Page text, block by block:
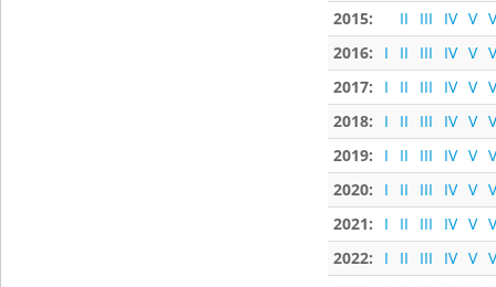
2015:
II III IV V
2016:
I II III IV V
2017:
I II III IV V
2018:
I II III IV V
2019:
I II III IV V
2020:
I II III IV V
2021:
I II III IV V
2022:
I II III IV V